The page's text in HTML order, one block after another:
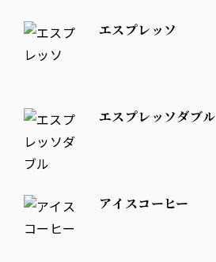
エスプレッソ
エスプレッソダブル
アイスコーヒー